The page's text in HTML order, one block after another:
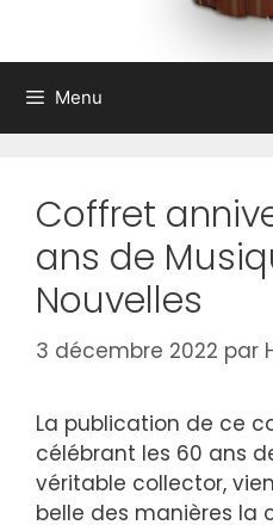
Menu
Coffret
ans de
Nouvelles
3 décembre 2022 par
La publication de ce
célébrant les 60 ans
véritable collector,
belle des manières la